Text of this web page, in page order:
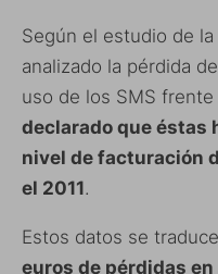
Según el estudio de
analizado la pérdida
uso de los SMS
declarado que éstas
nivel de facturación
el 2011.
Estos datos se
euros de pérdidas en